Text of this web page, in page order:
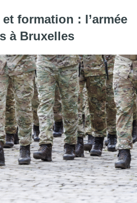
formation : l’armée
à Bruxelles